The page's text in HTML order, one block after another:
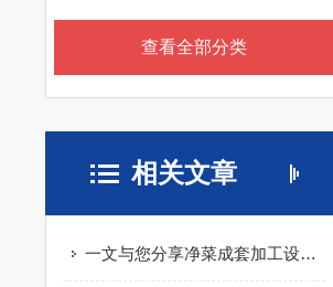
查看全部分类
相关文章
一文与您分享净菜成套加工设备的常见故障相应解决方法